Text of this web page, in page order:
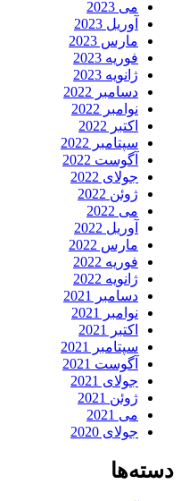
می 2023
آوریل 2023
مارس 2023
فوریه 2023
ژانویه 2023
دسامبر 2022
نوامبر 2022
اکتبر 2022
سپتامبر 2022
آگوست 2022
جولای 2022
ژوئن 2022
می 2022
آوریل 2022
مارس 2022
فوریه 2022
ژانویه 2022
دسامبر 2021
نوامبر 2021
اکتبر 2021
سپتامبر 2021
آگوست 2021
جولای 2021
ژوئن 2021
می 2021
جولای 2020
دسته‌ها